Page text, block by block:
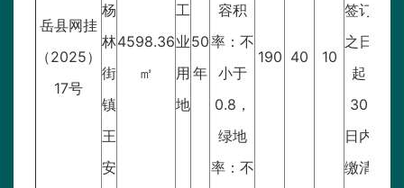
岳县网挂
（2025）
17号
杨
林
街
镇
王
安
4598.36
㎡
工
业
用
地
50
年
容积
率：不
小于
0.8，
绿地
率：不
190 40 10
签订
之日
起
30
日内
缴清